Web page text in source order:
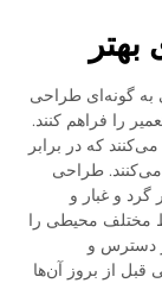
به گونه‌ای طراحی
را فراهم کنند.
که در برابر
می‌کنند. طراحی
و غبار و
مختلف محیطی را
دسترس و
از بروز آن‌ها